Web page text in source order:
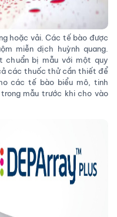
hoặc vải. Các tế bào được
miễn dịch huỳnh quang.
chuẩn bị mẫu với một quy
các thuốc thử cần thiết để
các tế bào biểu mô, tinh
mẫu trước khi cho vào